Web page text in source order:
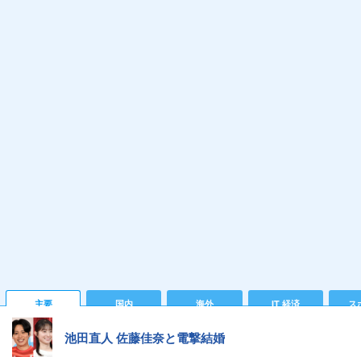
主要 国内 海外 IT 経済 ス
池田直人 佐藤佳奈と電撃結婚